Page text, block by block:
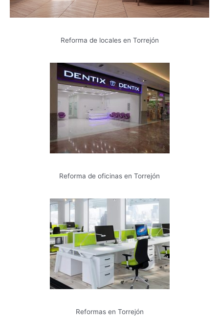
Reforma de locales en Torrejón
Reforma de oficinas en Torrejón
Reformas en Torrejón